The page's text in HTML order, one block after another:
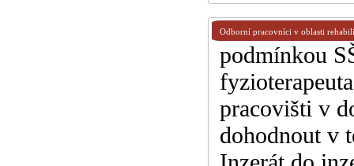
Odborní pracovníci v oblasti
podmínkou
pracovišti v
dohodnout v